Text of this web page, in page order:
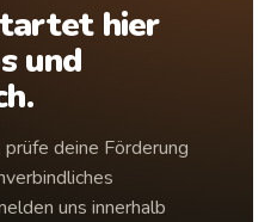
hier
und
deine Förderung
uns innerhalb